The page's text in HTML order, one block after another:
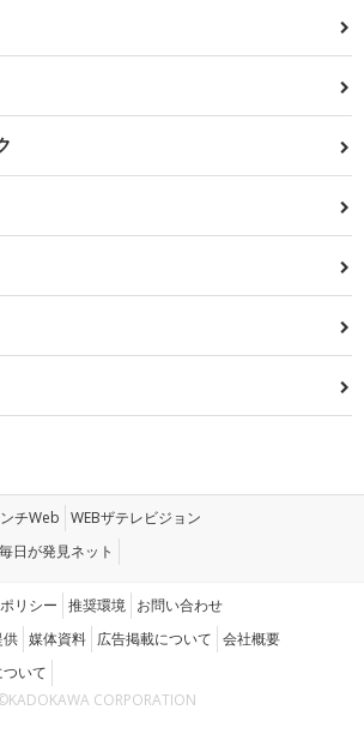
チWeb WEBザテレビジョン
毎日が発見ネット
リシー 推奨環境 お問い合わせ
供 媒体資料 広告掲載について 会社概要
いて
CORPORATION